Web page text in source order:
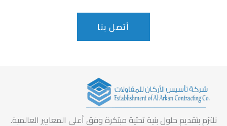
أتصل بنا
نلتزم بتقديم حلول بنية تحتية مبتكرة وفق أعلى المعايير العالمية.